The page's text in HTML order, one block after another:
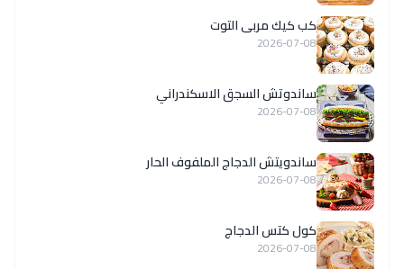
كب كيك مربى التوت
2026-07-08
ساندوتش السجق الاسكندراني
2026-07-08
ساندويتش الدجاج الملفوف الحار
2026-07-08
كول كتس الدجاج
2026-07-08